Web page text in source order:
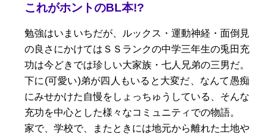
これがホントのBL本!?
勉強はいまいちだが、ルックス・運動神経・面倒見
の良さにかけてはＳＳランクの中学三年生の兎田充
功は今どきでは珍しい大家族・七人兄弟の三男だ。
下に(可愛い)弟が四人もいると大変だ、なんて愚痴
にみせかけた自慢をしょっちゅうしている、そんな
充功を中心とした様々なコミュニティでの物語。
家で、学校で、またときには地元から離れた土地や